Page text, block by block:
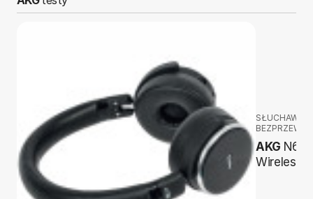
SŁUCHAWKI
AKG
Wireless